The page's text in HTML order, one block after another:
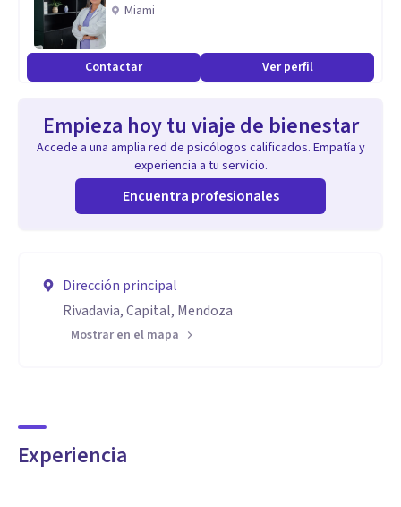
Miami
Contactar Ver perfil
Empieza hoy tu viaje de bienestar
Accede a una amplia red de psicólogos calificados. Empatía y
experiencia a tu servicio.
Encuentra profesionales
Dirección principal
Rivadavia, Capital, Mendoza
Mostrar en el mapa
Experiencia